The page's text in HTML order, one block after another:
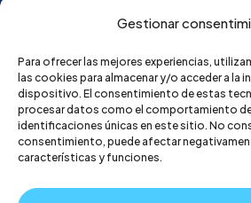
Gestionar
Para ofrecer las mejores experiencias,
las cookies para almacenar y/o acceder a la
dispositivo. El consentimiento de estas
procesar datos como el comportamiento
identificaciones únicas en este sitio. No
consentimiento, puede afectar
características y funciones.
Puedes ponerte en contacto
hola@credi4me.com